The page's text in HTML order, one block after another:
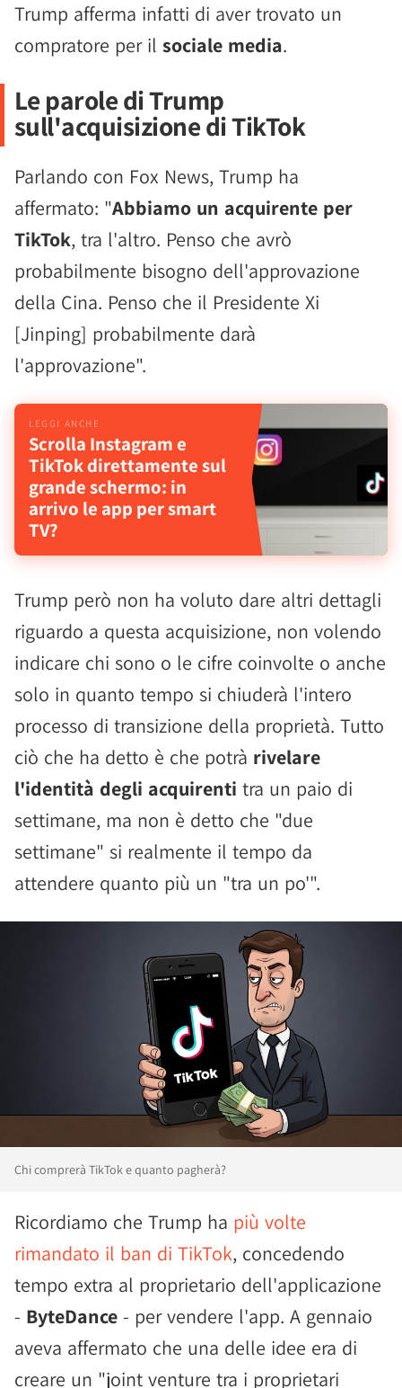
Trump afferma infatti di aver trovato un
compratore per il sociale media.
Le parole di Trump
sull'acquisizione di TikTok
Parlando con Fox News, Trump ha
affermato: "Abbiamo un acquirente per
TikTok, tra l'altro. Penso che avrò
probabilmente bisogno dell'approvazione
della Cina. Penso che il Presidente Xi
[Jinping] probabilmente darà
l'approvazione".
Scrolla Instagram e
TikTok direttamente sul
grande schermo: in
arrivo le app per smart
TV?
Trump però non ha voluto dare altri dettagli
riguardo a questa acquisizione, non volendo
indicare chi sono o le cifre coinvolte o anche
solo in quanto tempo si chiuderà l'intero
processo di transizione della proprietà. Tutto
ciò che ha detto è che potrà rivelare
l'identità degli acquirenti tra un paio di
settimane, ma non è detto che "due
settimane" si realmente il tempo da
attendere quanto più un "tra un po'".
Chi comprerà TikTok e quanto pagherà?
Ricordiamo che Trump ha più volte
rimandato il ban di TikTok, concedendo
tempo extra al proprietario dell'applicazione
- ByteDance - per vendere l'app. A gennaio
aveva affermato che una delle idee era di
creare un "joint venture tra i proprietari